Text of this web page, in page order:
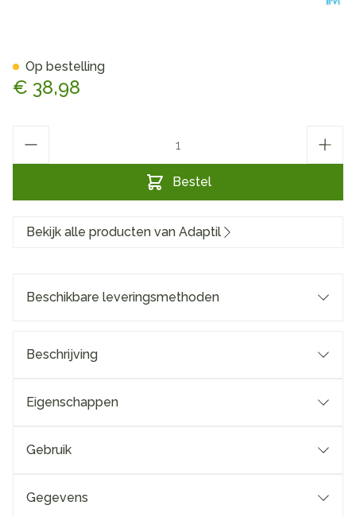
€ 38,98
Bestel
Op bestelling
Bekijk alle producten van Adaptil
Beschikbare leveringsmethoden
Beschrijving
Eigenschappen
Gebruik
Gegevens